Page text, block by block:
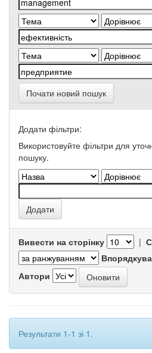
Почати новий пошук
Додати фільтри:
Використовуйте фільтри для
пошуку.
Вивести на сторінку |
Автори
Результати 1-1 зі 1.